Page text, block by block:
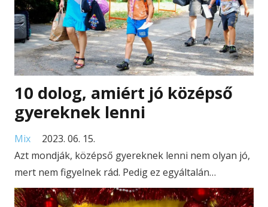
10 dolog, amiért jó középső
gyereknek lenni
Mix
2023. 06. 15.
Azt mondják, középső gyereknek lenni nem olyan jó,
mert nem figyelnek rád. Pedig ez egyáltalán…